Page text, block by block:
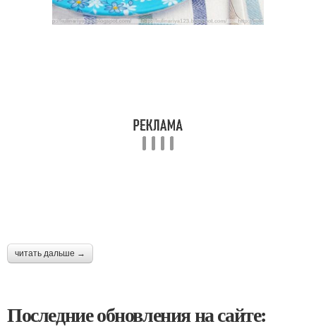
читать дальше →
Последние обновления на сайте: